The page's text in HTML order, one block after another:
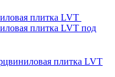
плитка LVT
плитка LVT под
плитка LVT